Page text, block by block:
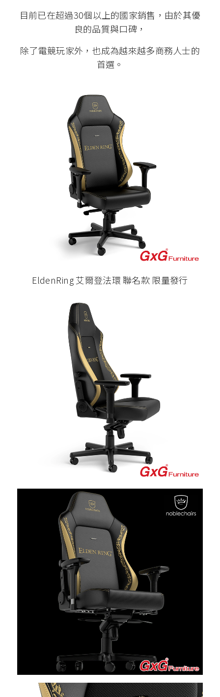
目前已在超過30個以上的國家銷售，由於其優
良的品質與口碑，
除了電競玩家外，也成為越來越多商務人士的
首選。
EldenRing 艾爾登法環 聯名款 限量發行